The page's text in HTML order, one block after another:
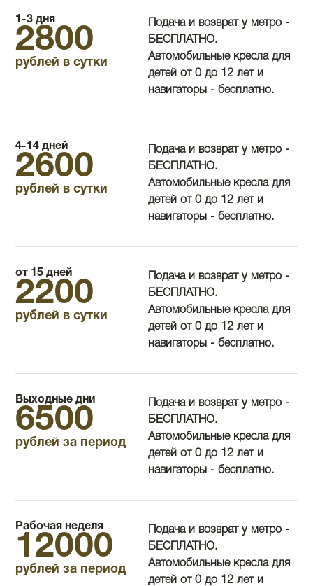
1-3 дня
2800
рублей в сутки
Подача и возврат у метро -
БЕСПЛАТНО.
Автомобильные кресла для
детей от 0 до 12 лет и
навигаторы - бесплатно.
4-14 дней
2600
рублей в сутки
Подача и возврат у метро -
БЕСПЛАТНО.
Автомобильные кресла для
детей от 0 до 12 лет и
навигаторы - бесплатно.
от 15 дней
2200
рублей в сутки
Подача и возврат у метро -
БЕСПЛАТНО.
Автомобильные кресла для
детей от 0 до 12 лет и
навигаторы - бесплатно.
Выходные дни
6500
рублей за период
Подача и возврат у метро -
БЕСПЛАТНО.
Автомобильные кресла для
детей от 0 до 12 лет и
навигаторы - бесплатно.
Рабочая неделя
12000
рублей за период
Подача и возврат у метро -
БЕСПЛАТНО.
Автомобильные кресла для
детей от 0 до 12 лет и